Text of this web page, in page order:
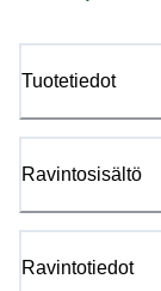
Tuotetiedot
Ravintosisältö
Ravintotiedot